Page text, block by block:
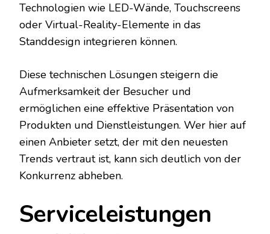
Technologien wie LED-Wände, Touchscreens
oder Virtual-Reality-Elemente in das
Standdesign integrieren können.
Diese technischen Lösungen steigern die
Aufmerksamkeit der Besucher und
ermöglichen eine effektive Präsentation von
Produkten und Dienstleistungen. Wer hier auf
einen Anbieter setzt, der mit den neuesten
Trends vertraut ist, kann sich deutlich von der
Konkurrenz abheben.
Serviceleistungen